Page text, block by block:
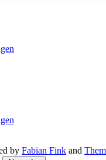
by Fabian Fink and